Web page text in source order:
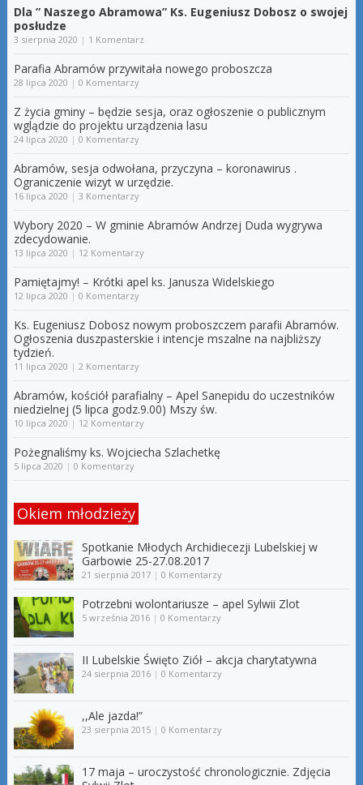
Dla ” Naszego Abramowa” Ks. Eugeniusz Dobosz o swojej
posłudze
3 sierpnia 2020 | 1 Komentarz
Parafia Abramów przywitała nowego proboszcza
28 lipca 2020 | 0 Komentarzy
Z życia gminy – będzie sesja, oraz ogłoszenie o publicznym
wglądzie do projektu urządzenia lasu
24 lipca 2020 | 0 Komentarzy
Abramów, sesja odwołana, przyczyna – koronawirus .
Ograniczenie wizyt w urzędzie.
16 lipca 2020 | 3 Komentarzy
Wybory 2020 – W gminie Abramów Andrzej Duda wygrywa
zdecydowanie.
13 lipca 2020 | 12 Komentarzy
Pamiętajmy! – Krótki apel ks. Janusza Widelskiego
12 lipca 2020 | 0 Komentarzy
Ks. Eugeniusz Dobosz nowym proboszczem parafii Abramów.
Ogłoszenia duszpasterskie i intencje mszalne na najbliższy
tydzień.
11 lipca 2020 | 2 Komentarzy
Abramów, kościół parafialny – Apel Sanepidu do uczestników
niedzielnej (5 lipca godz.9.00) Mszy św.
10 lipca 2020 | 12 Komentarzy
Pożegnaliśmy ks. Wojciecha Szlachetkę
5 lipca 2020 | 0 Komentarzy
Okiem młodzieży
Spotkanie Młodych Archidiecezji Lubelskiej w
Garbowie 25-27.08.2017
21 sierpnia 2017| 0 Komentarzy
Potrzebni wolontariusze – apel Sylwii Zlot
5 września 2016| 0 Komentarzy
II Lubelskie Święto Ziół – akcja charytatywna
24 sierpnia 2016| 0 Komentarzy
,,Ale jazda!”
23 sierpnia 2015| 0 Komentarzy
17 maja – uroczystość chronologicznie. Zdjęcia